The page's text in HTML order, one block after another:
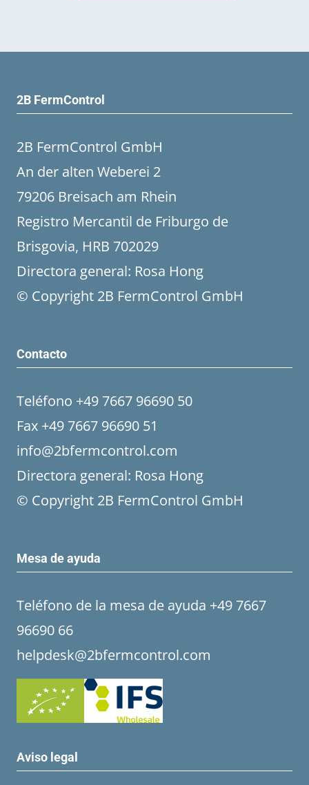
2B FermControl
2B FermControl GmbH
An der alten Weberei 2
79206 Breisach am Rhein
Registro Mercantil de Friburgo de
Brisgovia, HRB 702029
Directora general: Rosa Hong
© Copyright 2B FermControl GmbH
Contacto
Teléfono +49 7667 96690 50
Fax +49 7667 96690 51
info@2bfermcontrol.com
Directora general: Rosa Hong
© Copyright 2B FermControl GmbH
Mesa de ayuda
Teléfono de la mesa de ayuda +49 7667
96690 66
helpdesk@2bfermcontrol.com
Aviso legal